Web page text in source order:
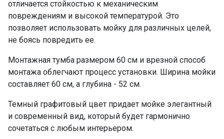
отличается стойкостью к механическим
повреждениям и высокой температурой. Это
позволяет использовать мойку для различных целей,
не боясь повредить ее.
Монтажная тумба размером 60 см и врезной способ
монтажа облегчают процесс установки. Ширина мойки
составляет 60 см, а глубина - 52 см.
Темный графитовый цвет придает мойке элегантный
и современный вид, который будет гармонично
сочетаться с любым интерьером.